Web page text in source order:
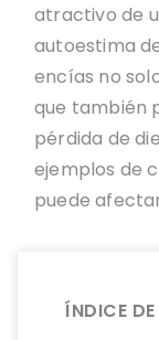
ÍNDICE
atractivo de
autoestima
encías no
que también
pérdida de
ejemplos de
puede